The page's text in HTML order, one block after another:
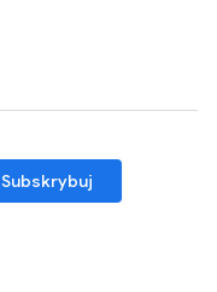
Subskrybuj